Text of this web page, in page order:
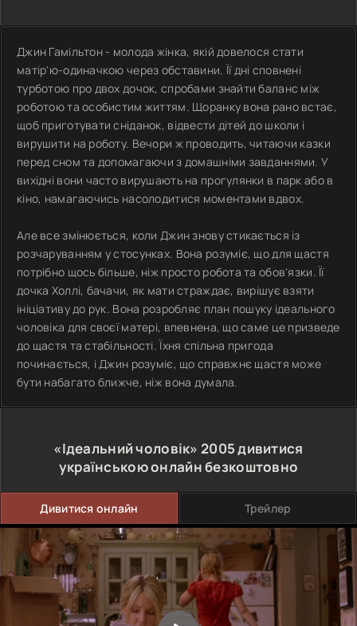
Джин Гамільтон - молода жінка, якій довелося стати
матір'ю-одиначкою через обставини. Її дні сповнені
турботою про двох дочок, спробами знайти баланс між
роботою та особистим життям. Щоранку вона рано встає,
щоб приготувати сніданок, відвести дітей до школи і
вирушити на роботу. Вечори ж проводить, читаючи казки
перед сном та допомагаючи з домашніми завданнями. У
вихідні вони часто вирушають на прогулянки в парк або в
кіно, намагаючись насолодитися моментами вдвох.
Але все змінюється, коли Джин знову стикається із
розчаруванням у стосунках. Вона розуміє, що для щастя
потрібно щось більше, ніж просто робота та обов'язки. Її
дочка Холлі, бачачи, як мати страждає, вирішує взяти
ініціативу до рук. Вона розробляє план пошуку ідеального
чоловіка для своєї матері, впевнена, що саме це призведе
до щастя та стабільності. Їхня спільна пригода
починається, і Джин розуміє, що справжнє щастя може
бути набагато ближче, ніж вона думала.
«Ідеальний чоловік» 2005дивитися
українською онлайн безкоштовно
Дивитися онлайн Трейлер